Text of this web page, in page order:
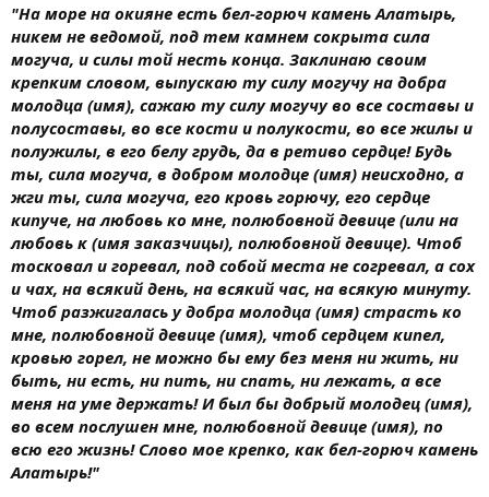
"На море на окияне есть бел-горюч камень Алатырь,
никем не ведомой, под тем камнем сокрыта сила
могуча, и силы той несть конца. Заклинаю своим
крепким словом, выпускаю ту силу могучу на добра
молодца (имя), сажаю ту силу могучу во все составы и
полусоставы, во все кости и полукости, во все жилы и
полужилы, в его белу грудь, да в ретиво сердце! Будь
ты, сила могуча, в добром молодце (имя) неисходно, а
жги ты, сила могуча, его кровь горючу, его сердце
кипуче, на любовь ко мне, полюбовной девице (или на
любовь к (имя заказчицы), полюбовной девице). Чтоб
тосковал и горевал, под собой места не согревал, а сох
и чах, на всякий день, на всякий час, на всякую минуту.
Чтоб разжигалась у добра молодца (имя) страсть ко
мне, полюбовной девице (имя), чтоб сердцем кипел,
кровью горел, не можно бы ему без меня ни жить, ни
быть, ни есть, ни пить, ни спать, ни лежать, а все
меня на уме держать! И был бы добрый молодец (имя),
во всем послушен мне, полюбовной девице (имя), по
всю его жизнь! Слово мое крепко, как бел-горюч камень
Алатырь!"